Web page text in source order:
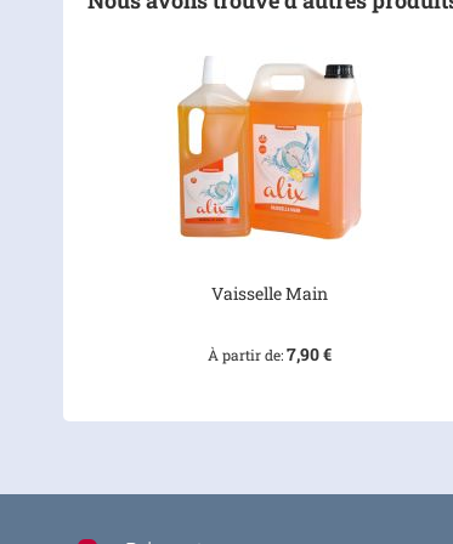
Vaisselle Main
À partir de 7,90 €